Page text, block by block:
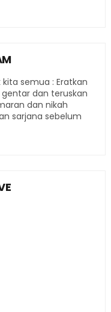
semua : Eratkan
dan teruskan
dan nikah
sarjana sebelum